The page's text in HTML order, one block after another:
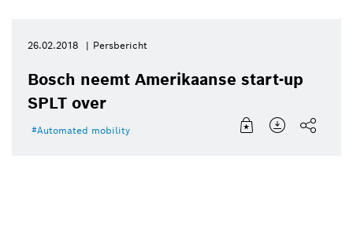
26.02.2018 Persbericht
Bosch neemt Amerikaanse start-up
SPLT over
Automated mobility